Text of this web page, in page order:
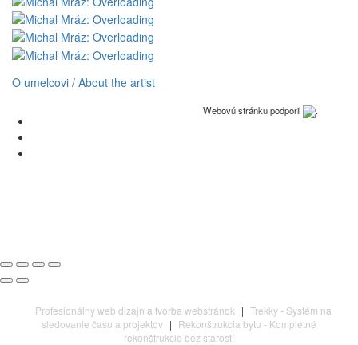
O umelcovi / About the artist
Webovú stránku podporil .
Profesionálny web dizajn a tvorba webstránok | Trekky - Systém na
sledovanie času a projektov | Rekonštrukcia bytu - Kompletné
rekonštrukcie bez starostí